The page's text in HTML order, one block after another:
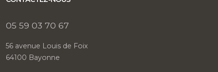
05 59 03 70 67
56 avenue Louis de Foix
64100 Bayonne